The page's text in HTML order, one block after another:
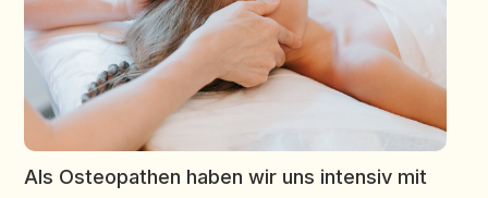
Als Osteopathen haben wir uns intensiv mit